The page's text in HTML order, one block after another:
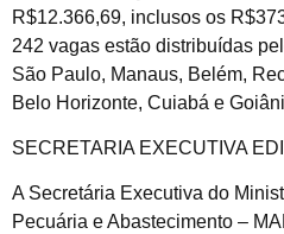
R$12.366,69, inclusos os
242 vagas estão distribuídas
São Paulo, Manaus, Belém,
Belo Horizonte, Cuiabá e
SECRETARIA EXECUTIVA
A Secretária Executiva do
Pecuária e Abastecimento –